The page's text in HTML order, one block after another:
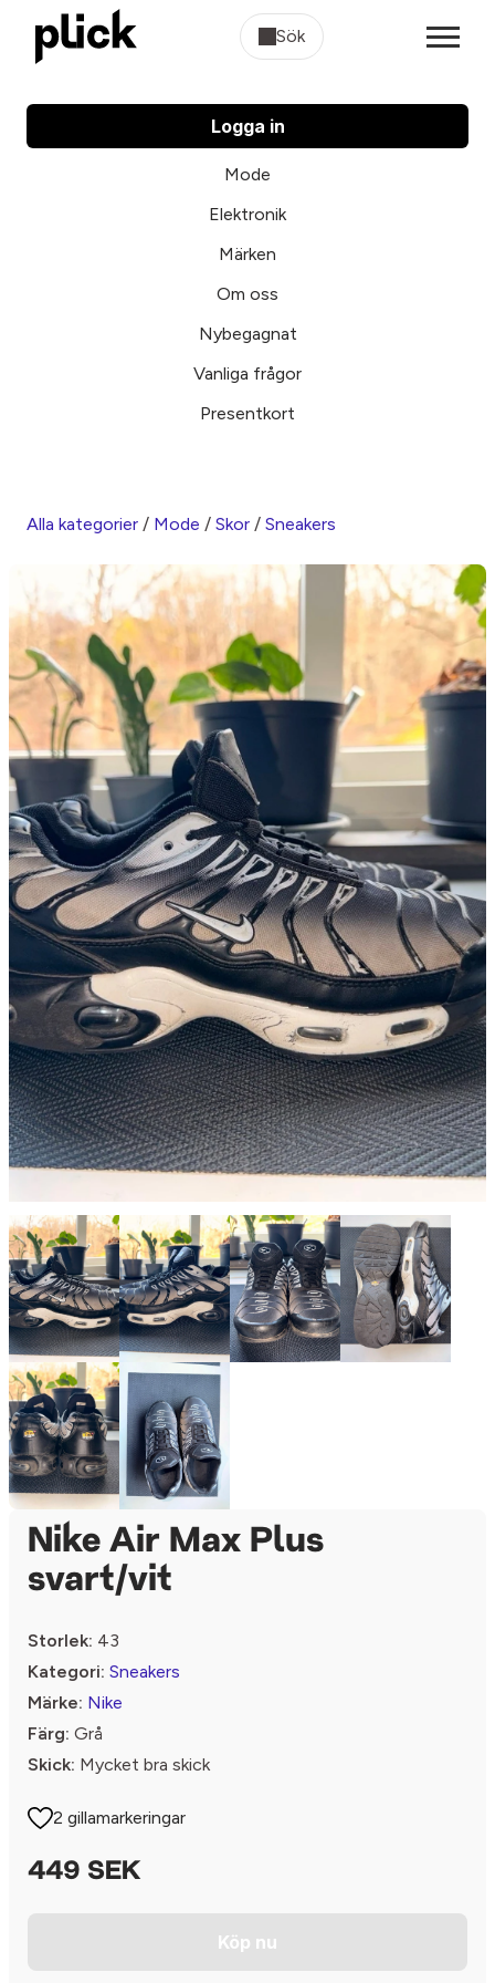
Sök
Logga in
Mode
Elektronik
Märken
Om oss
Nybegagnat
Vanliga frågor
Presentkort
Alla kategorier / Mode / Skor / Sneakers
Nike Air Max Plus
svart/vit
Storlek: 43
Kategori: Sneakers
Märke: Nike
Färg: Grå
Skick: Mycket bra skick
2 gillamarkeringar
449 SEK
Köp nu